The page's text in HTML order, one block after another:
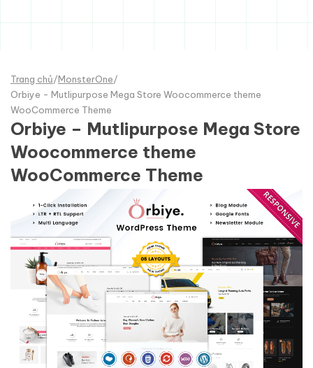
Trang chủ/MonsterOne/
Orbiye - Mutlipurpose Mega Store Woocommerce theme
WooCommerce Theme
Orbiye – Mutlipurpose Mega Store
Woocommerce theme
WooCommerce Theme